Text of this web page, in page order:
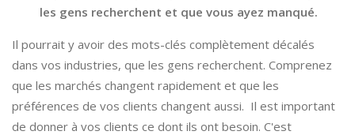
les gens recherchent et que vous ayez manqué.
Il pourrait y avoir des mots-clés complètement décalés
dans vos industries, que les gens recherchent. Comprenez
que les marchés changent rapidement et que les
préférences de vos clients changent aussi. Il est important
de donner à vos clients ce dont ils ont besoin. C'est